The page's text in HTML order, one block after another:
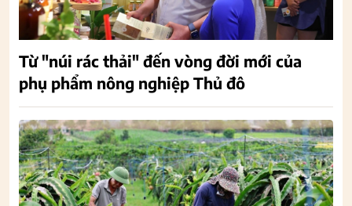
Từ "núi rác thải" đến vòng đời mới của
phụ phẩm nông nghiệp Thủ đô